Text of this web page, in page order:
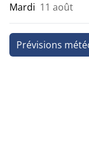
Mardi 11 août
Prévisions